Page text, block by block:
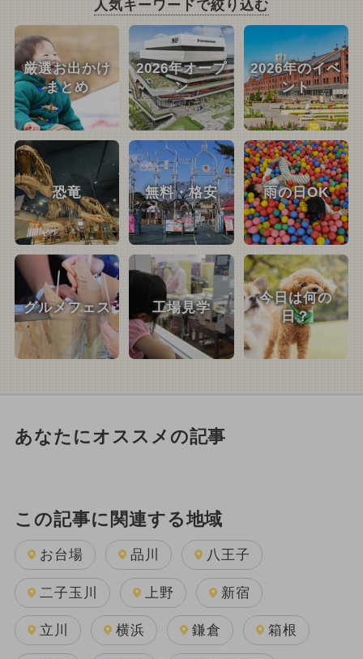
人気キーワードで絞り込む
厳選お出かけ
まとめ
2026年オープ
ン
2026年のイベ
ント
恐竜 無料・格安 雨の日OK
グルメフェス 工場見学
今日は何の
日？
あなたにオススメの記事
この記事に関連する地域
お台場 品川 八王子
二子玉川 上野 新宿
立川 横浜 鎌倉 箱根